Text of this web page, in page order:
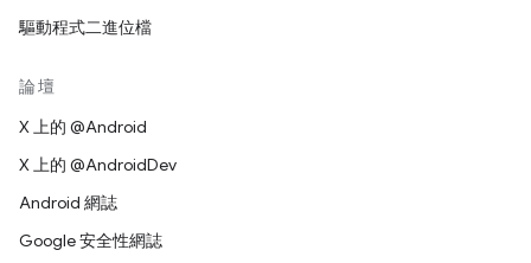
驅動程式二進位檔
論壇
X 上的 @Android
X 上的 @AndroidDev
Android 網誌
Google 安全性網誌